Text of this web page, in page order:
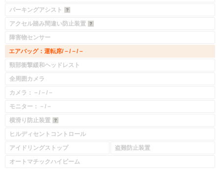
パーキングアシスト
アクセル踏み間違い防止装置
障害物センサー
エアバッグ：運転席/－/－/－
頸部衝撃緩和ヘッドレスト
全周囲カメラ
カメラ：－/－/－
モニター：－/－
横滑り防止装置
ヒルディセントコントロール
アイドリングストップ
盗難防止装置
オートマチックハイビーム